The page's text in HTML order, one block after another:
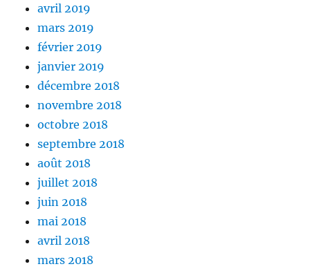
avril 2019
mars 2019
février 2019
janvier 2019
décembre 2018
novembre 2018
octobre 2018
septembre 2018
août 2018
juillet 2018
juin 2018
mai 2018
avril 2018
mars 2018